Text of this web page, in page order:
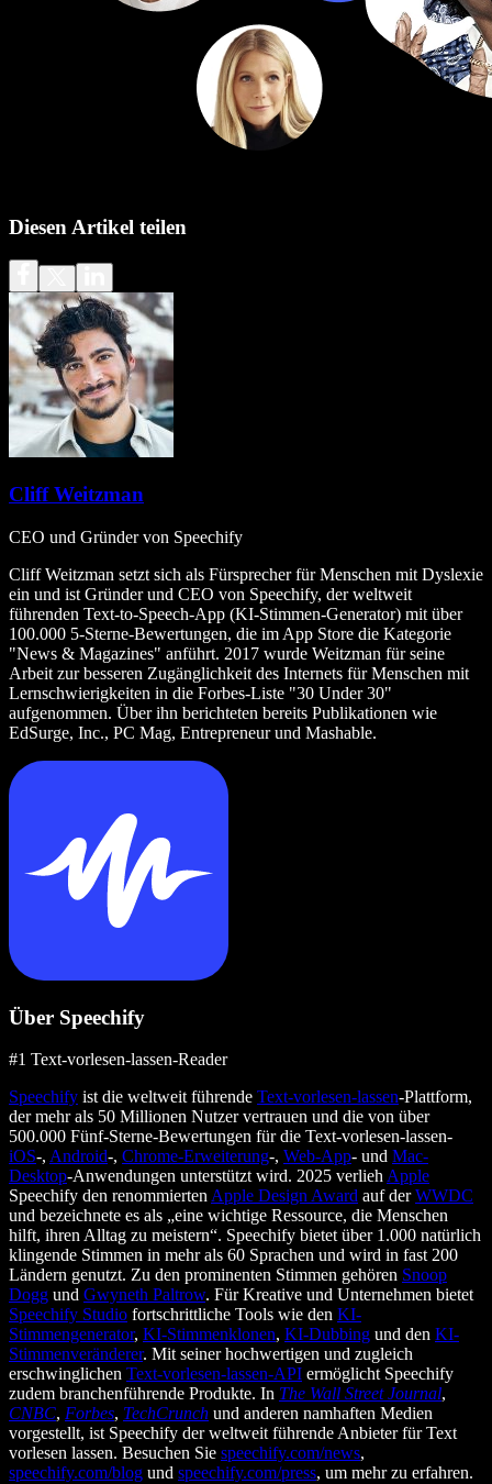
Diesen Artikel teilen
Cliff Weitzman
CEO und Gründer von Speechify
Cliff Weitzman setzt sich als Fürsprecher für Menschen mit Dyslexie
ein und ist Gründer und CEO von Speechify, der weltweit
führenden Text‑to‑Speech‑App (KI‑Stimmen‑Generator) mit über
100.000 5‑Sterne‑Bewertungen, die im App Store die Kategorie
"News & Magazines" anführt. 2017 wurde Weitzman für seine
Arbeit zur besseren Zugänglichkeit des Internets für Menschen mit
Lernschwierigkeiten in die Forbes‑Liste "30 Under 30"
aufgenommen. Über ihn berichteten bereits Publikationen wie
EdSurge, Inc., PC Mag, Entrepreneur und Mashable.
Über Speechify
#1 Text-vorlesen-lassen-Reader
Speechify ist die weltweit führende Text-vorlesen-lassen-Plattform,
der mehr als 50 Millionen Nutzer vertrauen und die von über
500.000 Fünf-Sterne-Bewertungen für die Text-vorlesen-lassen-
iOS-, Android-, Chrome-Erweiterung-, Web-App- und Mac-
Desktop-Anwendungen unterstützt wird. 2025 verlieh Apple
Speechify den renommierten Apple Design Award auf derWWDC
und bezeichnete es als „eine wichtige Ressource, die Menschen
hilft, ihren Alltag zu meistern“. Speechify bietet über 1.000 natürlich
klingende Stimmen in mehr als 60 Sprachen und wird in fast 200
Ländern genutzt. Zu den prominenten Stimmen gehören Snoop
Dogg und Gwyneth Paltrow. Für Kreative und Unternehmen bietet
Speechify Studio fortschrittliche Tools wie den KI-
Stimmengenerator, KI-Stimmenklonen, KI-Dubbing und den KI-
Stimmenveränderer. Mit seiner hochwertigen und zugleich
erschwinglichen Text-vorlesen-lassen-API ermöglicht Speechify
zudem branchenführende Produkte. In The Wall Street Journal,
CNBC, Forbes, TechCrunch und anderen namhaften Medien
vorgestellt, ist Speechify der weltweit führende Anbieter für Text
vorlesen lassen. Besuchen Sie speechify.com/news,
speechify.com/blog und speechify.com/press, um mehr zu erfahren.